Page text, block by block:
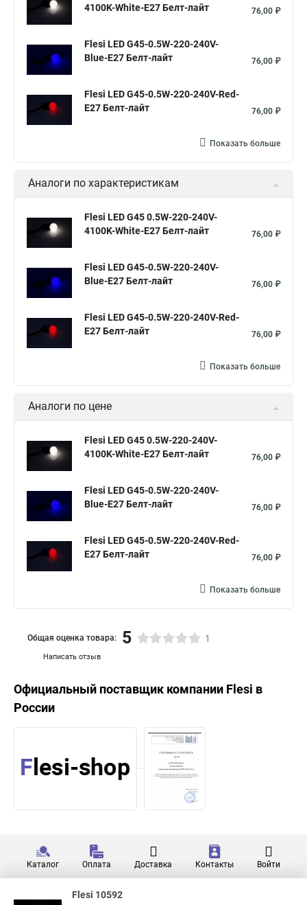
4100K-White-E27 Белт-лайт
76,00 ₽
Flesi LED G45-0.5W-220-240V-
Blue-E27 Белт-лайт
76,00 ₽
Flesi LED G45-0.5W-220-240V-Red-
E27 Белт-лайт
76,00 ₽
Показать больше
Аналоги по характеристикам
Flesi LED G45 0.5W-220-240V-
4100K-White-E27 Белт-лайт
76,00 ₽
Flesi LED G45-0.5W-220-240V-
Blue-E27 Белт-лайт
76,00 ₽
Flesi LED G45-0.5W-220-240V-Red-
E27 Белт-лайт
76,00 ₽
Показать больше
Аналоги по цене
Flesi LED G45 0.5W-220-240V-
4100K-White-E27 Белт-лайт
76,00 ₽
Flesi LED G45-0.5W-220-240V-
Blue-E27 Белт-лайт
76,00 ₽
Flesi LED G45-0.5W-220-240V-Red-
E27 Белт-лайт
76,00 ₽
Показать больше
Написать отзыв
Общая оценка товара: 5 1
Официальный поставщик компании Flesi в
России
Каталог Оплата Доставка Контакты Войти
Flesi 10592